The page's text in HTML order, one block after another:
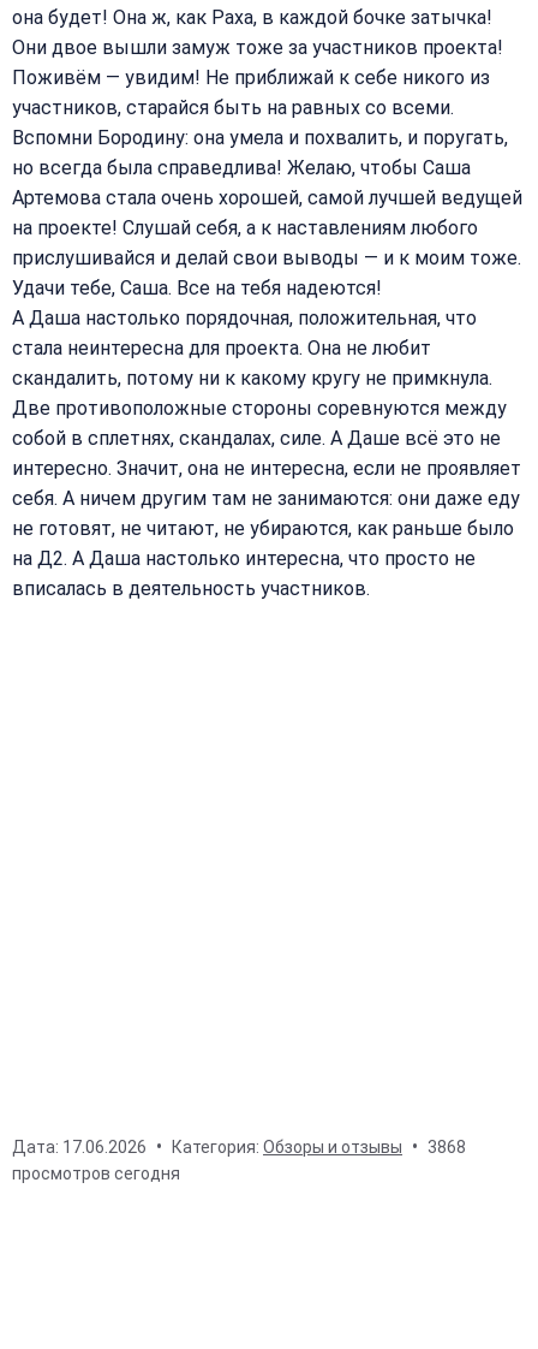
она будет! Она ж, как Раха, в каждой бочке затычка!
Они двое вышли замуж тоже за участников проекта!
Поживём — увидим! Не приближай к себе никого из
участников, старайся быть на равных со всеми.
Вспомни Бородину: она умела и похвалить, и поругать,
но всегда была справедлива! Желаю, чтобы Саша
Артемова стала очень хорошей, самой лучшей ведущей
на проекте! Слушай себя, а к наставлениям любого
прислушивайся и делай свои выводы — и к моим тоже.
Удачи тебе, Саша. Все на тебя надеются!
А Даша настолько порядочная, положительная, что
стала неинтересна для проекта. Она не любит
скандалить, потому ни к какому кругу не примкнула.
Две противоположные стороны соревнуются между
собой в сплетнях, скандалах, силе. А Даше всё это не
интересно. Значит, она не интересна, если не проявляет
себя. А ничем другим там не занимаются: они даже еду
не готовят, не читают, не убираются, как раньше было
на Д2. А Даша настолько интересна, что просто не
вписалась в деятельность участников.
Дата: 17.06.2026 Категория: Обзоры и отзывы
3868
просмотров сегодня